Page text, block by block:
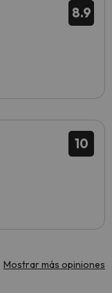
8.9
10
Mostrar más opiniones